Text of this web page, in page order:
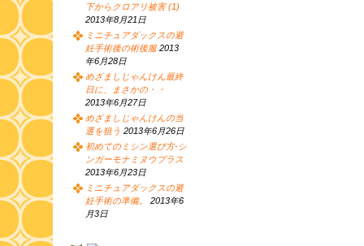
下からクロアリ被害 (1)
2013年8月21日
ミニチュアダックスの避
妊手術後の術後服 2013
年6月28日
めざましじゃんけん最終
日に、まさかの・・
2013年6月27日
めざましじゃんけんの当
選を狙う 2013年6月26日
初めてのミシン選び方-シ
ンガーモナミヌウプラス
2013年6月23日
ミニチュアダックスの避
妊手術の準備。
2013年6
月3日